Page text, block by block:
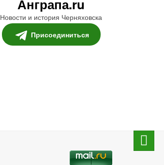
Анграпа.ru
Новости и история Черняховска
Присоединиться